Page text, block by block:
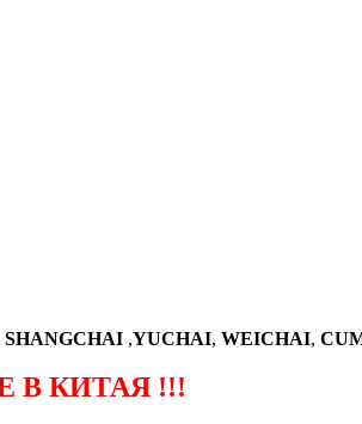
SHANGCHAI ,YUCHAI, WEICHAI,
В КИТАЯ !!!